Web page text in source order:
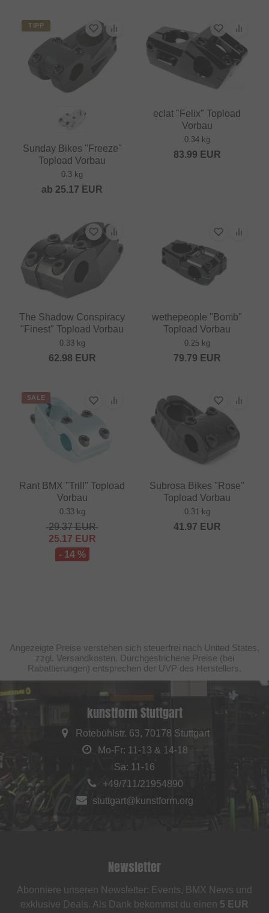
TIPP
Sunday Bikes "Freeze"
Topload Vorbau
0.3 kg
ab 25.17 EUR
eclat "Felix" Topload
Vorbau
0.34 kg
83.99 EUR
The Shadow Conspiracy
"Finest" Topload Vorbau
0.33 kg
62.98 EUR
wethepeople "Bomb"
Topload Vorbau
0.25 kg
79.79 EUR
SALE
Rant BMX "Trill" Topload
Vorbau
0.33 kg
29.37EUR
25.17 EUR
- 14 %
Subrosa Bikes "Rose"
Topload Vorbau
0.31 kg
41.97 EUR
Angezeigte Preise verstehen sich steuerfrei nach United States,
zzgl. Versandkosten. Durchgestrichene Preise (bei
Rabattierungen) entsprechen der UVP des Herstellers.
kunstform Stuttgart
Rotebühlstr. 63, 70178 Stuttgart
Mo-Fr: 11-13 & 14-18
Sa: 11-16
+49/711/21954890
stuttgart@kunstform.org
Newsletter
Abonniere unseren Newsletter: Events, BMX News und
exklusive Deals. Als Dank bekommst du einen 5 EUR